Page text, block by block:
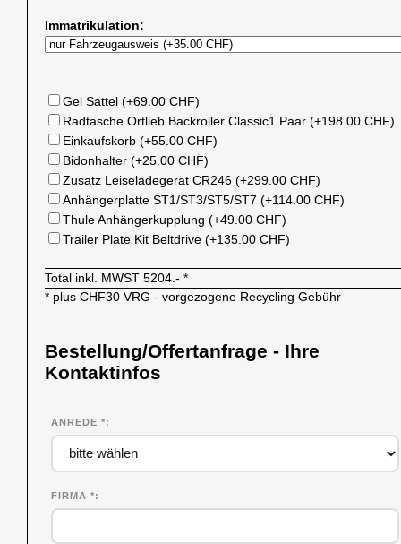
Immatrikulation:
Gel Sattel (+69.00 CHF)
Radtasche Ortlieb Backroller Classic1 Paar (+198.00 CHF)
Einkaufskorb (+55.00 CHF)
Bidonhalter (+25.00 CHF)
Zusatz Leiseladegerät CR246 (+299.00 CHF)
Anhängerplatte ST1/ST3/ST5/ST7 (+114.00 CHF)
Thule Anhängerkupplung (+49.00 CHF)
Trailer Plate Kit Beltdrive (+135.00 CHF)
Total inkl. MWST5204.- *
* plus CHF30 VRG - vorgezogene Recycling Gebühr
Bestellung/Offertanfrage - Ihre
Kontaktinfos
ANREDE *
FIRMA*